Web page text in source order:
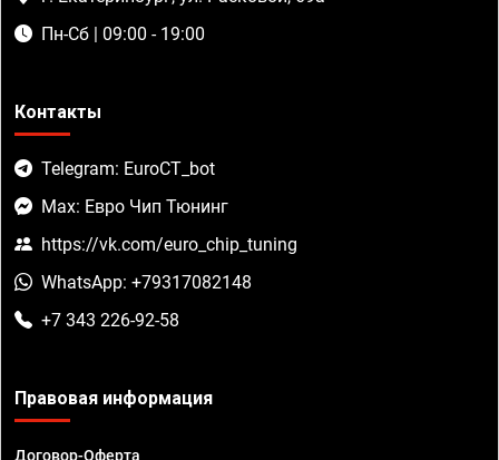
Пн-Сб | 09:00 - 19:00
Контакты
Telegram: EuroCT_bot
Max: Евро Чип Тюнинг
https://vk.com/euro_chip_tuning
WhatsApp: +79317082148
+7 343 226-92-58
Правовая информация
Договор-Оферта